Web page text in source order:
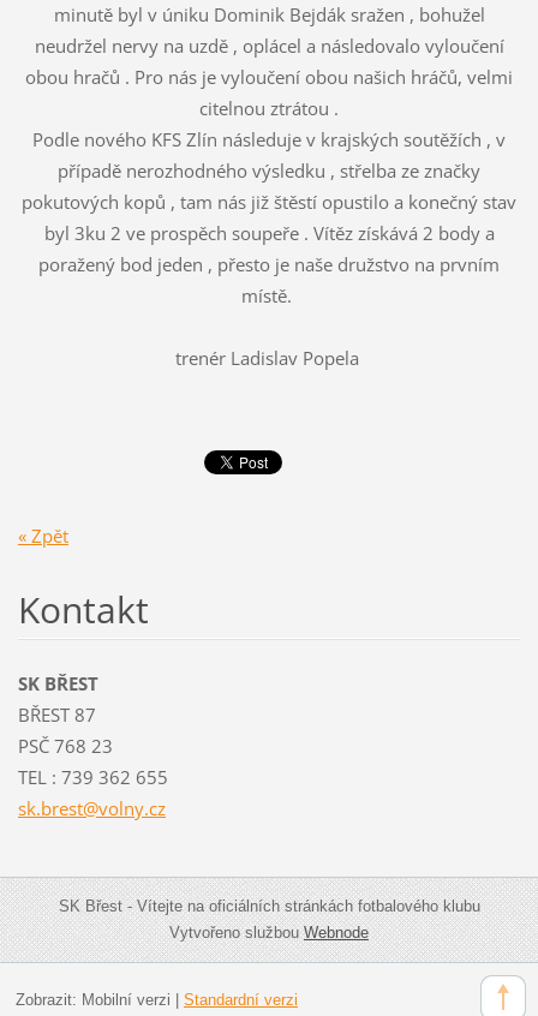
minutě byl v úniku Dominik Bejdák sražen , bohužel
neudržel nervy na uzdě , oplácel a následovalo vyloučení
obou hračů . Pro nás je vyloučení obou našich hráčů, velmi
citelnou ztrátou .
Podle nového KFS Zlín následuje v krajských soutěžích , v
případě nerozhodného výsledku , střelba ze značky
pokutových kopů , tam nás již štěstí opustilo a konečný stav
byl 3ku 2 ve prospěch soupeře . Vítěz získává 2 body a
poražený bod jeden , přesto je naše družstvo na prvním
místě.
trenér Ladislav Popela
« Zpět
Kontakt
SK BŘEST
BŘEST 87
PSČ 768 23
TEL : 739 362 655
sk.brest@volny.cz
SK Břest - Vítejte na oficiálních stránkách fotbalového klubu
Vytvořeno službouWebnode
Zobrazit: Mobilní verzi Standardní verzi